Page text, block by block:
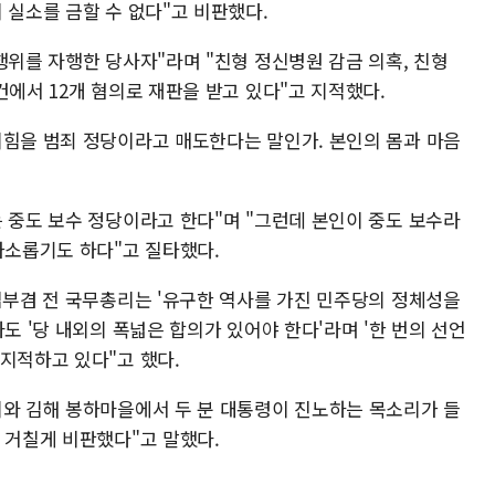
소를 금할 수 없다"고 비판했다.
를 자행한 당사자"라며 "친형 정신병원 감금 의혹, 친형
서 12개 혐의로 재판을 받고 있다"고 지적했다.
을 범죄 정당이라고 매도한다는 말인가. 본인의 몸과 마음
도 보수 정당이라고 한다"며 "그런데 본인이 중도 보수라
롭기도 하다"고 질타했다.
겸 전 국무총리는 '유구한 역사를 가진 민주당의 정체성을
'당 내외의 폭넓은 합의가 있어야 한다'라며 '한 번의 선언
적하고 있다"고 했다.
김해 봉하마을에서 두 분 대통령이 진노하는 목소리가 들
칠게 비판했다"고 말했다.